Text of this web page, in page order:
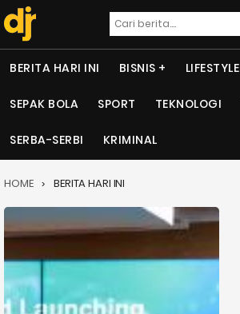
BERITA HARI INI BISNIS LIFESTYLE
SEPAK BOLA SPORT TEKNOLOGI
SERBA-SERBI KRIMINAL
HOME BERITA HARI INI